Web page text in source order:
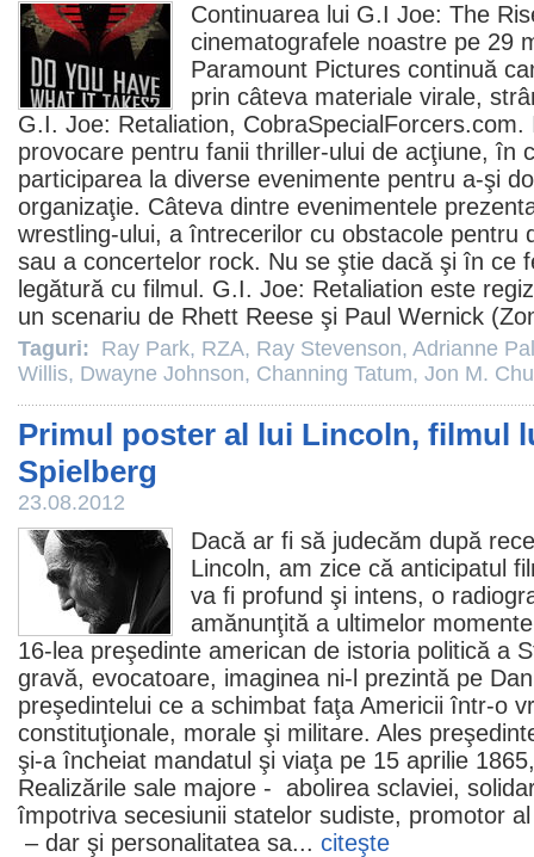
Continuarea lui G.I Joe: The
cinematografele noastre pe 29
Paramount Pictures continuă
prin câteva materiale virale,
G.I. Joe: Retaliation, CobraSpecialForcers.com.
provocare pentru fanii thriller-ului de acţiune, în
participarea la diverse evenimente pentru a-şi
organizaţie. Câteva dintre evenimentele
wrestling-ului, a întrecerilor cu obstacole pentru
sau a concertelor rock. Nu se ştie dacă şi în ce
legătură cu filmul . G.I. Joe: Retaliation este
un scenariu de Rhett Reese şi Paul Wernick
Taguri: Ray Park, RZA, Ray Stevenson, Adrianne
Willis, Dwayne Johnson, Channing Tatum, Jon M. Chu
Primul poster al lui Lincoln, filmul
Spielberg
23.08.2012
Dacă ar fi să judecăm după
Lincoln, am zice că anticipatul
va fi profund şi intens, o
amănunţită a ultimelor
16-lea preşedinte american de istoria politică a
gravă, evocatoare, imaginea ni-l prezintă pe
preşedintelui ce a schimbat faţa Americii într-o
constituţionale, morale şi militare. Ales
şi-a încheiat mandatul şi viaţa pe 15 aprilie
Realizările sale majore - abolirea sclaviei,
împotriva secesiunii statelor sudiste, promotor
– dar şi personalitatea sa... citeşte